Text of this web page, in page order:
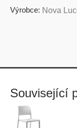
Výrobce: Nova
Související